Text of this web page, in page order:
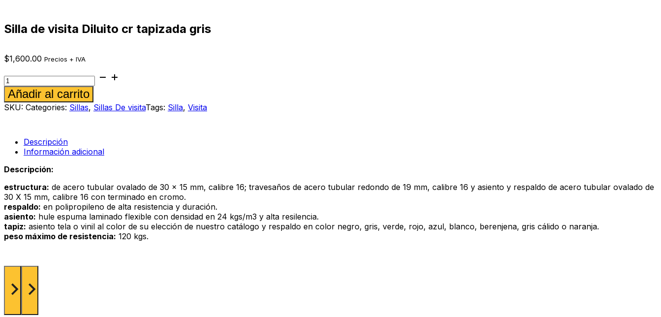
Silla de visita Diluito cr tapizada gris
$1,600.00 Precios + IVA
Silla
de
visita
Diluito
cr
cantidad
Añadir al carrito
SKU: Categories: Sillas, Sillas De visitaTags: Silla, Visita
Descripción
Información adicional
Descripción:
estructura: de acero tubular ovalado de 30 x 15 mm, calibre 16; travesaños de acero tubular redondo de 19 mm, calibre 16 y asiento y respaldo de acero tubular ovalado de
30 X 15 mm, calibre 16 con terminado en cromo.
respaldo: en polipropileno de alta resistencia y duración.
asiento: hule espuma laminado flexible con densidad en 24 kgs/m3 y alta resilencia.
tapiz: asiento tela o vinil al color de su elección de nuestro catálogo y respaldo en color negro, gris, verde, rojo, azul, blanco, berenjena, gris cálido o naranja.
peso máximo de resistencia: 120 kgs.